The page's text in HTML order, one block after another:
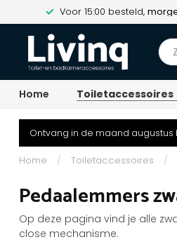
Voor 15:00 besteld,
Home Toiletaccessoires
Ontvang in de maand
Home / Toiletaccessoires /
Pedaalemmers
Op deze pagina vind je alle
close mechanisme.